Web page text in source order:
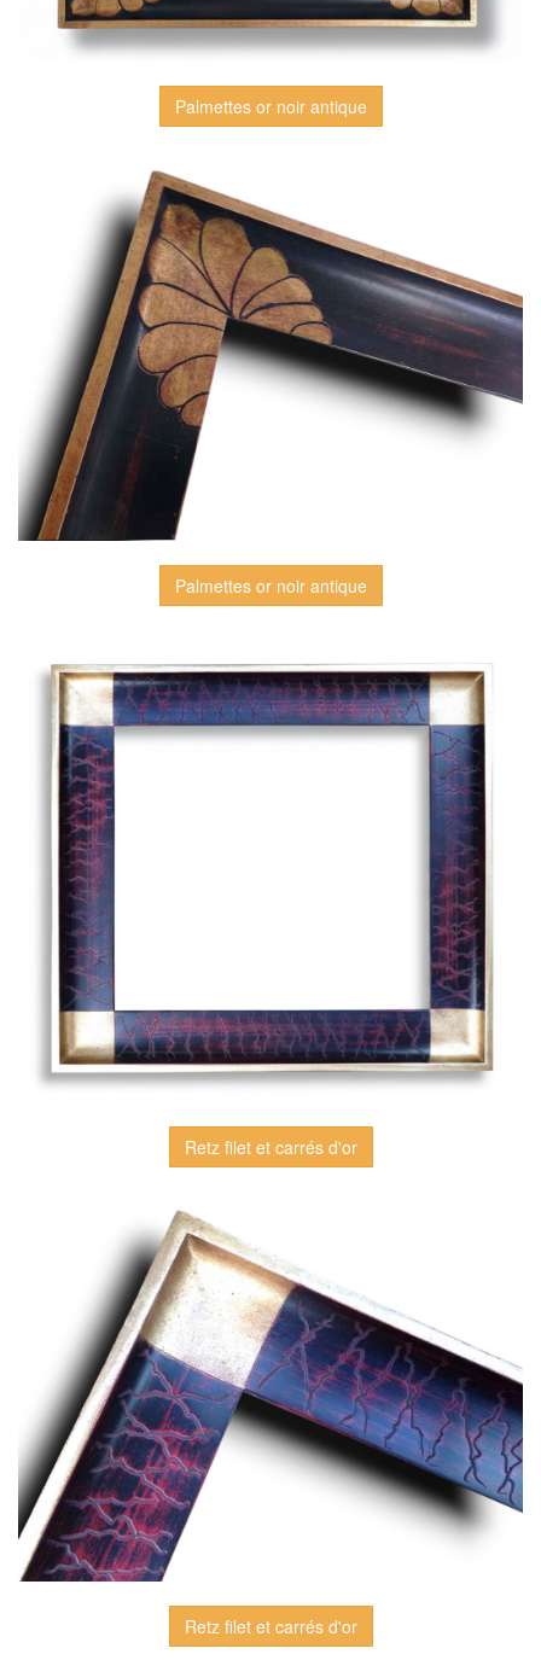
Palmettes or noir antique
Palmettes or noir antique
Retz filet et carrés d'or
Retz filet et carrés d'or